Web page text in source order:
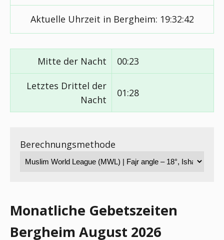
Aktuelle Uhrzeit in Bergheim: 19:32:42
Mitte der Nacht 00:23
Letztes Drittel der
Nacht
01:28
Berechnungsmethode
Monatliche Gebetszeiten
Bergheim August 2026